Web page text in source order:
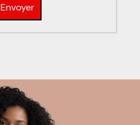
Envoyer